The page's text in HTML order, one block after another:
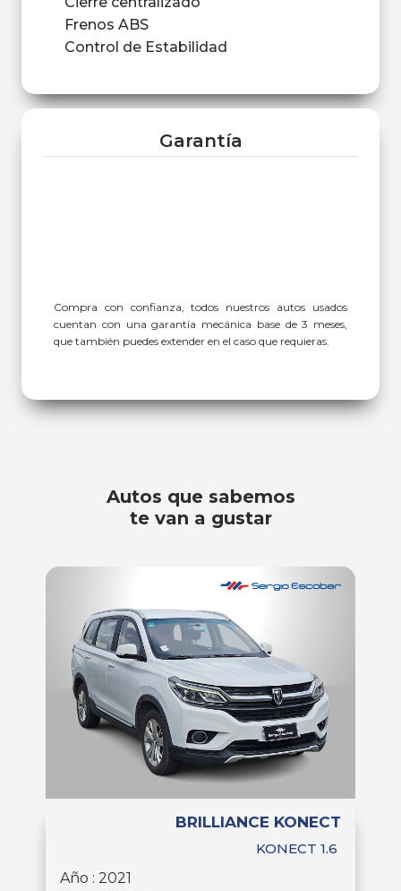
Frenos ABS
Control de Estabilidad
Garantía
Compra con confianza, todos nuestros autos usados
cuentan con una garantía mecánica base de 3 meses,
que también puedes extender en el caso que requieras.
Autos que sabemos
te van a gustar
BRILLIANCE KONECT
KONECT 1.6
Año : 2021